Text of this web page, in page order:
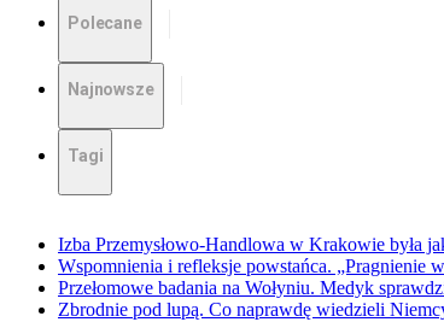
Polecane
Najnowsze
Tagi
Izba Przemysłowo-Handlowa w Krakowie była
Wspomnienia i refleksje powstańca. „Pragnienie
Przełomowe badania na Wołyniu. Medyk
Zbrodnie pod lupą. Co naprawdę wiedzieli